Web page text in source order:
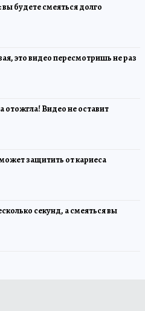
будете смеяться долго
это видео пересмотришь не раз
отожгла! Видео не оставит
защитить от кариеса
секунд, а смеяться вы